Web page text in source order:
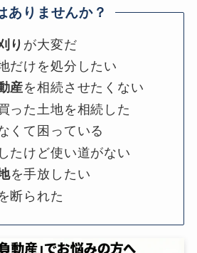
ありませんか？
り が大変だ
だけを処分したい
産を相続させたくない
った土地を相続した
くて困っている
たけど使い道がない
を手放したい
断られた